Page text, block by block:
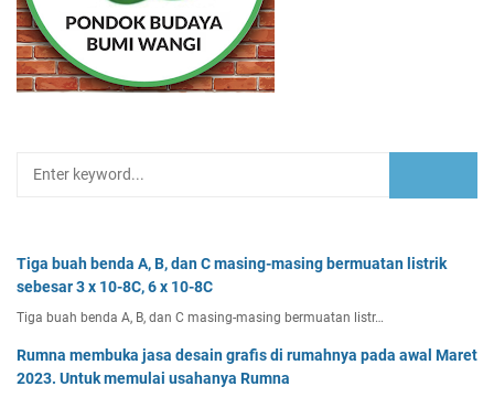
Tiga buah benda A, B, dan C masing-masing bermuatan listrik
sebesar 3 x 10-8C, 6 x 10-8C
Tiga buah benda A, B, dan C masing-masing bermuatan listr…
Rumna membuka jasa desain grafis di rumahnya pada awal Maret
2023. Untuk memulai usahanya Rumna